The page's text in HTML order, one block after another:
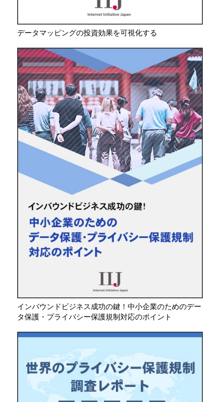
データマッピングの投資効果を可視化する
インバウンドビジネス成功の鍵！中小企業のためのデー
タ保護・プライバシー保護規制対応のポイント